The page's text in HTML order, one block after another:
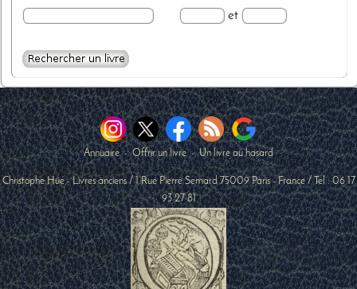
et
Annuaire-Offrir un livre-Un livre au hasard
Christophe Hüe - Livres anciens /1 Rue Pierre Semard 75009 Paris-France / Tel :06 17
93 27 81